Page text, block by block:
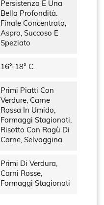
Persistenza E Una
Bella Profondità.
Finale Concentrato,
Aspro, Succoso E
Speziato
16°-18° C.
Primi Piatti Con
Verdure, Carne
Rossa In Umido,
Formaggi Stagionati,
Risotto Con Ragù Di
Carne, Selvaggina
Primi Di Verdura,
Carni Rosse,
Formaggi Stagionati